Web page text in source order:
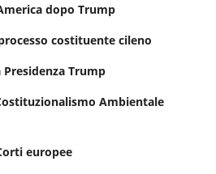
dopo Trump
costituente cileno
Trump
Ambientale
europee